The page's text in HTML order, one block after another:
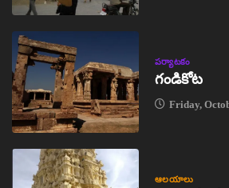
పర్యాటకం
గండికోట
Friday,
ఆలయాలు